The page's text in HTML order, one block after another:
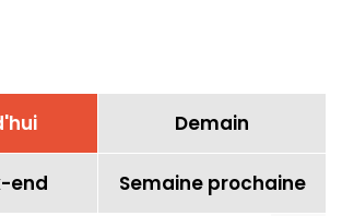
Demain
end Semaine prochaine